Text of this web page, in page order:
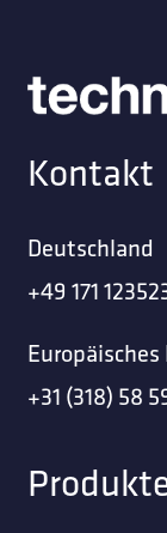
Kontakt
Deutschland
+49 171
+31 (318) 58